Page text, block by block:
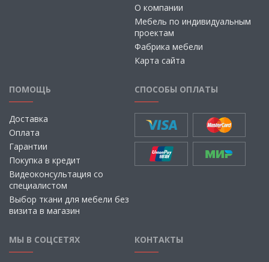
О компании
Мебель по индивидуальным
проектам
Фабрика мебели
Карта сайта
ПОМОЩЬ
Доставка
Оплата
Гарантии
Покупка в кредит
Видеоконсультация со
специалистом
Выбор ткани для мебели без
визита в магазин
СПОСОБЫ ОПЛАТЫ
МЫ В СОЦСЕТЯХ КОНТАКТЫ